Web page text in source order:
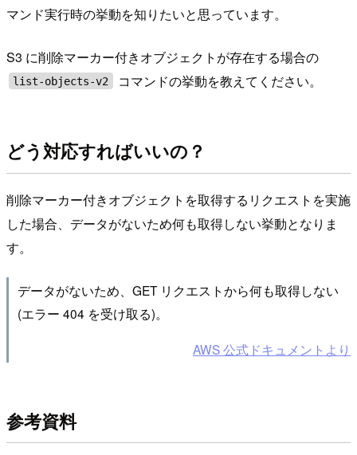
マンド実行時の挙動を知りたいと思っています。
S3 に削除マーカー付きオブジェクトが存在する場合の
list-objects-v2 コマンドの挙動を教えてください。
どう対応すればいいの？
削除マーカー付きオブジェクトを取得するリクエストを実施
した場合、データがないため何も取得しない挙動となりま
す。
データがないため、GET リクエストから何も取得しない
(エラー 404 を受け取る)。
AWS 公式ドキュメントより
参考資料